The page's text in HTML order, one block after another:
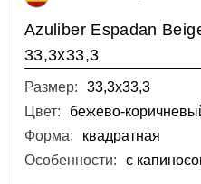
Azuliber Espadan
33,3x33,3
Размер:
33,3х33,3
Цвет:
Форма:
квадратная
Особенности:
с